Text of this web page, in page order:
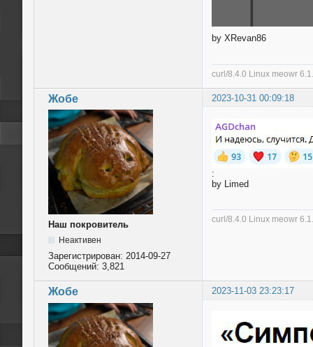
by XRevan86
curl/8.4.0 Linux meowr
Жобе 2023-10-31 00:09:18
Наш покровитель
Неактивен
Зарегистрирован: 2014-09-27
Сообщений: 3,821
:
by Limed
curl/8.4.0 Linux meowr
Жобе 2023-11-03 23:23:17